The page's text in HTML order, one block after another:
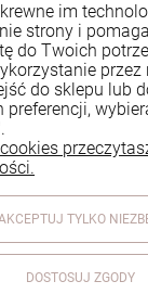
Pomoc
Reklamacje i
O firmie
im
strony i
do Twoich
przez
do sklepu lub
preferencji,
TYLKO
DOSTOSUJ ZGODY